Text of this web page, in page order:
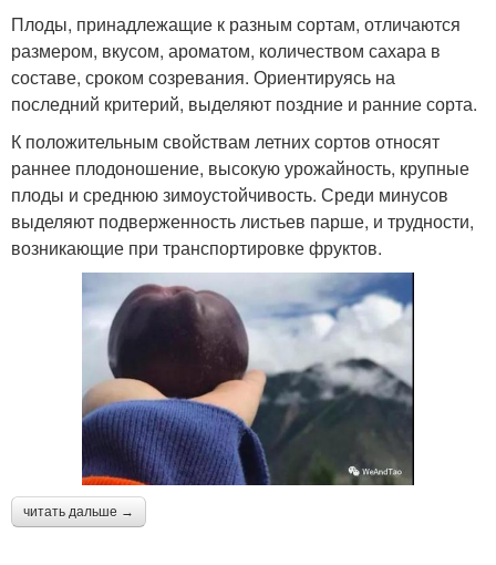
Плоды, принадлежащие к разным сортам, отличаются
размером, вкусом, ароматом, количеством сахара в
составе, сроком созревания. Ориентируясь на
последний критерий, выделяют поздние и ранние сорта.
К положительным свойствам летних сортов относят
раннее плодоношение, высокую урожайность, крупные
плоды и среднюю зимоустойчивость. Среди минусов
выделяют подверженность листьев парше, и трудности,
возникающие при транспортировке фруктов.
читать дальше →